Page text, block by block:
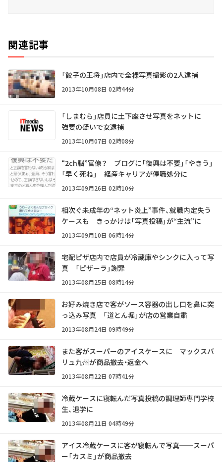
関連記事
「餃子の王将」店内で全裸写真撮影の2人逮捕
2013年10月08日 02時44分
「しまむら」店員に土下座させ写真をネットに
強要の疑いで女逮捕
2013年10月07日 02時08分
“2ch脳”官僚？ ブログに「復興は不要」「やきう」
「早く死ね」 経産キャリアが停職処分に
2013年09月26日 02時10分
相次ぐ未成年の“ネット炎上”事件、就職内定失う
ケースも きっかけは「写真投稿」が“主流”に
2013年09月10日 06時14分
宅配ピザ店内で店員が冷蔵庫やシンクに入って写
真 「ピザーラ」謝罪
2013年08月25日 08時14分
お好み焼き店で客がソース容器の出し口を鼻に突
っ込み写真 「道とん堀」が店の営業自粛
2013年08月24日 09時49分
また客がスーパーのアイスケースに マックスバ
リュ九州が商品撤去・返金へ
2013年08月22日 07時41分
冷蔵ケースに寝転んだ写真投稿の調理師専門学校
生、退学に
2013年08月21日 04時49分
アイス冷蔵ケースに客が寝転んで写真──スーパ
ー「カスミ」が商品撤去